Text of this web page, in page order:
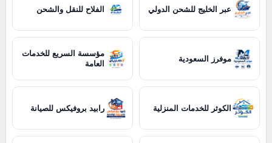
عبر الخليج للشحن الدولي الفلاح للنقل والشحن
موفرز السعودية
مؤسسة السريع للخدمات
العامة
الكوثر للخدمات المنزلية رابيد بروفيكس للصيانة